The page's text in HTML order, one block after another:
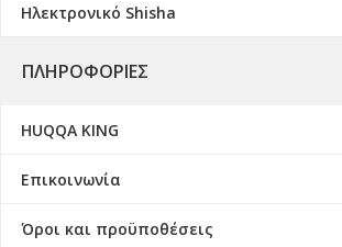
Ηλεκτρονικό Shisha
ΠΛΗΡΟΦΟΡΊΕΣ
HUQQA KING
Επικοινωνία
Όροι και προϋποθέσεις